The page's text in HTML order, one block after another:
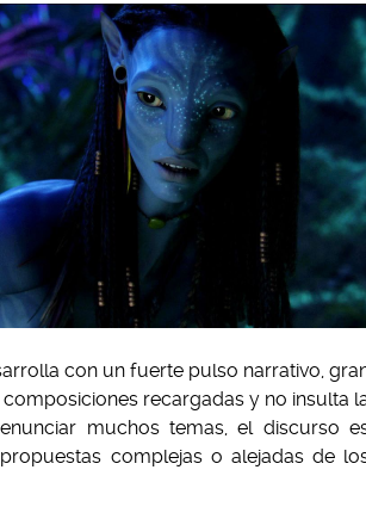
con un fuerte pulso narrativo,
recargadas y no insulta
muchos temas, el discurso
complejas o alejadas de